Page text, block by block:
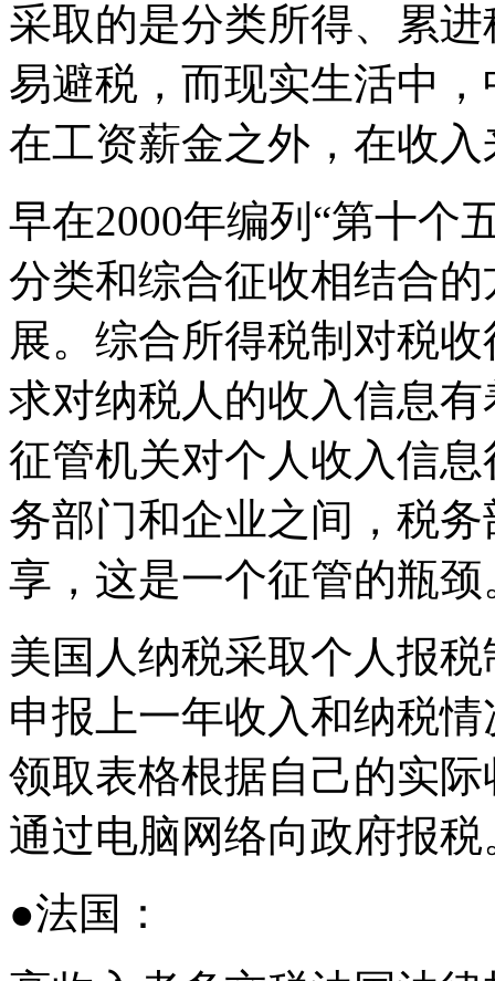
采取的是分类所得、累
易避税，而现实生活中
在工资薪金之外，在收
早在2000年编列“第十个
分类和综合征收相结合
展。综合所得税制对税
求对纳税人的收入信息
征管机关对个人收入信
务部门和企业之间，税
享，这是一个征管的瓶颈
美国人纳税采取个人报
申报上一年收入和纳税
领取表格根据自己的实
通过电脑网络向政府报税
●法国：